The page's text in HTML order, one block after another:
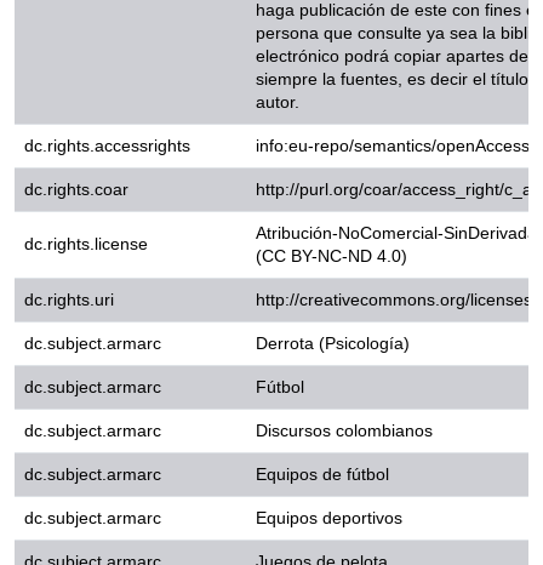
info:eu-repo/semantics/
http://purl.org/coar/
dc.rights.license
(CC BY-NC-ND 4.0)
dc.rights.uri
http://creativecommons.org/
Derrota (Psicología)
dc.subject.armarc
Discursos colombianos
dc.subject.armarc
Equipos de fútbol
dc.subject.armarc
dc.subject.armarc
dc.subject.jel
Z2 Sports economics
dc.subject.lcsh
Defeat (Psychology)